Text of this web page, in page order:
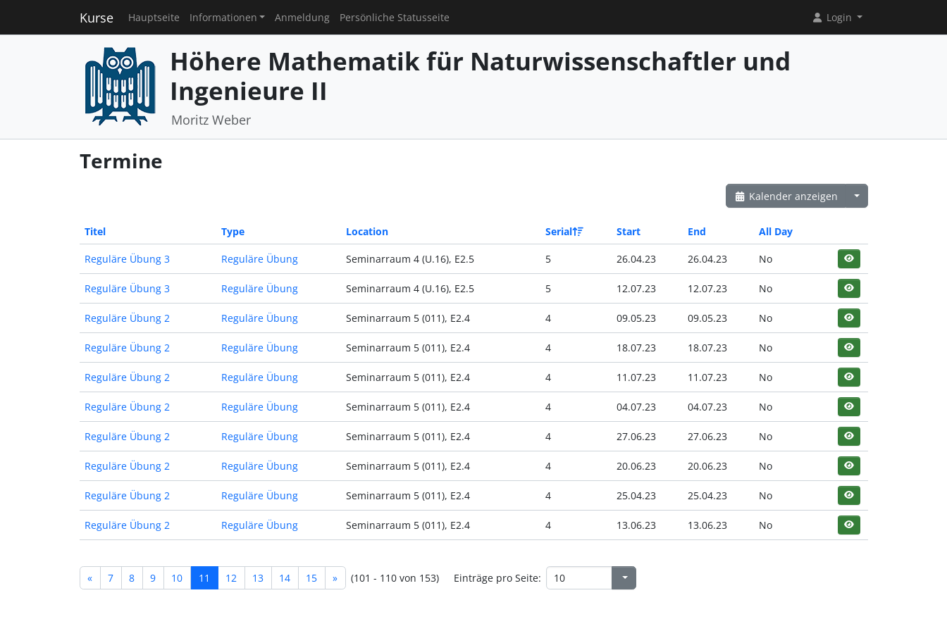
Kurse Hauptseite Informationen Anmeldung Persönliche Statusseite Login
Höhere Mathematik für Naturwissenschaftler und
Ingenieure II
Moritz Weber
Termine
Kalender anzeigen
Titel Type Location Serial Start End All Day
Reguläre Übung 3 Reguläre Übung Seminarraum 4 (U.16), E2.5 5 26.04.23 26.04.23 No
Reguläre Übung 3 Reguläre Übung Seminarraum 4 (U.16), E2.5 5 12.07.23 12.07.23 No
Reguläre Übung 2 Reguläre Übung Seminarraum 5 (011), E2.4 4 09.05.23 09.05.23 No
Reguläre Übung 2 Reguläre Übung Seminarraum 5 (011), E2.4 4 18.07.23 18.07.23 No
Reguläre Übung 2 Reguläre Übung Seminarraum 5 (011), E2.4 4 11.07.23 11.07.23 No
Reguläre Übung 2 Reguläre Übung Seminarraum 5 (011), E2.4 4 04.07.23 04.07.23 No
Reguläre Übung 2 Reguläre Übung Seminarraum 5 (011), E2.4 4 27.06.23 27.06.23 No
Reguläre Übung 2 Reguläre Übung Seminarraum 5 (011), E2.4 4 20.06.23 20.06.23 No
Reguläre Übung 2 Reguläre Übung Seminarraum 5 (011), E2.4 4 25.04.23 25.04.23 No
Reguläre Übung 2 Reguläre Übung Seminarraum 5 (011), E2.4 4 13.06.23 13.06.23 No
« 7 8 9 10 11 12 13 14 15 » (101 - 110 von 153) Einträge pro Seite: